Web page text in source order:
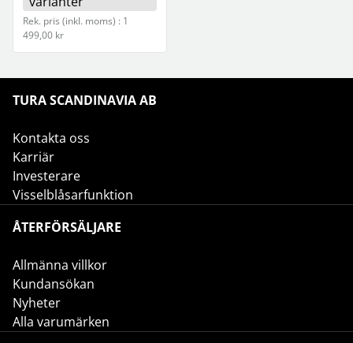
Rek. pris (inkl. moms) : 1
499,00 kr
TURA SCANDINAVIA AB
Kontakta oss
Karriär
Investerare
Visselblåsarfunktion
ÅTERFÖRSÄLJARE
Allmänna villkor
Kundansökan
Nyheter
Alla varumärken